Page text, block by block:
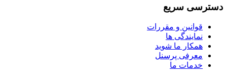
دسترسی سریع
قوانین و مقررات
نمایندگی ها
همکار ما شوید
معرفی پرسنل
خدمات ما